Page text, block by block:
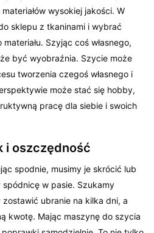
wysokiej jakości. W
sklepu z tkaninami i wybrać
Szyjąc coś własnego,
być wyobraźnia. Szycie może
tworzenia czegoś własnego i
może stać się hobby,
pracę dla siebie i swoich
i oszczędność
spodnie, musimy je skrócić lub
w pasie. Szukamy
ubranie na kilka dni, a
kwotę. Mając maszynę do szycia